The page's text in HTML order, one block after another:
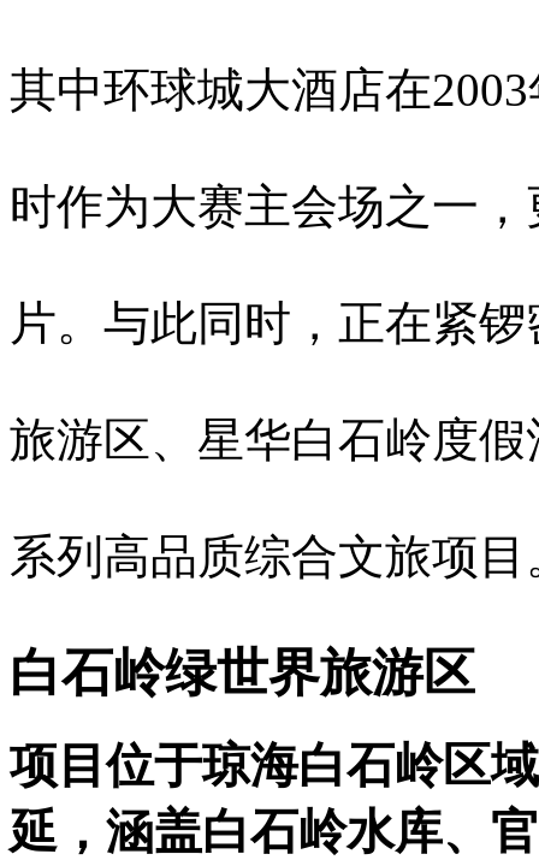
其中环球城大酒店在
时作为大赛主会场之一
片。与此同时，正在紧
旅游区、星华白石岭度
系列高品质综合文旅项目
白石岭绿世界旅游区
项目位于琼海白石岭区
延，涵盖白石岭水库、